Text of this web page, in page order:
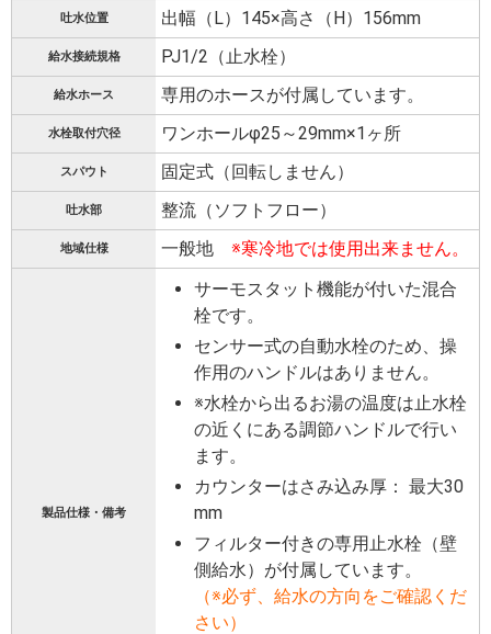
吐水位置 出幅（L）145×高さ（H）156mm
給水接続規格 PJ1/2（止水栓）
給水ホース 専用のホースが付属しています。
水栓取付穴径 ワンホールφ25～29mm×1ヶ所
スパウト 固定式（回転しません）
吐水部 整流（ソフトフロー）
地域仕様 一般地 ※寒冷地では使用出来ません。
製品仕様・備考
サーモスタット機能が付いた混合
栓です。
センサー式の自動水栓のため、操
作用のハンドルはありません。
※水栓から出るお湯の温度は止水栓
の近くにある調節ハンドルで行い
ます。
カウンターはさみ込み厚： 最大30
mm
フィルター付きの専用止水栓（壁
側給水）が付属しています。
（※必ず、給水の方向をご確認くだ
さい）